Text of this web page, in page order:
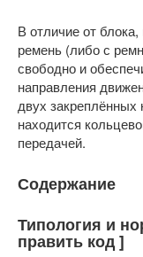
В отличие от
ремень (либо с
свободно и
направления
двух
находится
передачей.
Содержание
Типология и
править код ]